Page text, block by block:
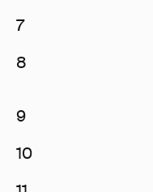
7
8
9
10